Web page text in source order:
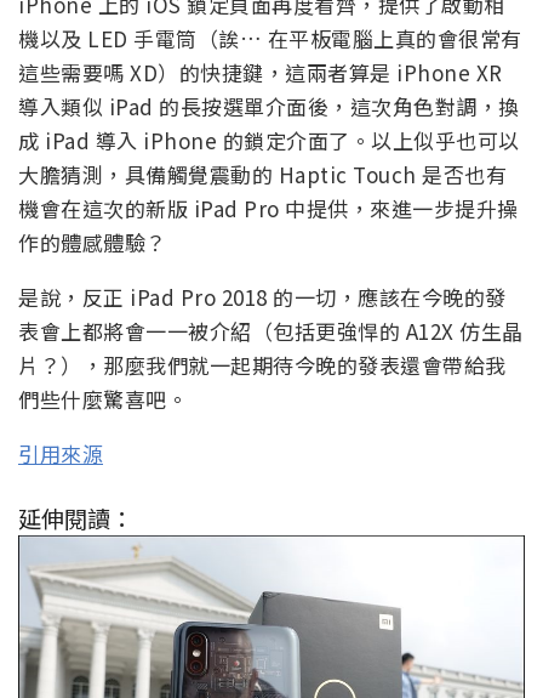
機以及 LED 手電筒（誒… 在平板電腦上真的會很常有
這些需要嗎 XD）的快捷鍵，這兩者算是 iPhone XR
導入類似 iPad 的長按選單介面後，這次角色對調，換
成 iPad 導入 iPhone 的鎖定介面了。以上似乎也可以
大膽猜測，具備觸覺震動的 Haptic Touch 是否也有
機會在這次的新版 iPad Pro 中提供，來進一步提升操
作的體感體驗？
是說，反正 iPad Pro 2018 的一切，應該在今晚的發
表會上都將會一一被介紹（包括更強悍的 A12X 仿生晶
片？），那麼我們就一起期待今晚的發表還會帶給我
們些什麼驚喜吧。
引用來源
延伸閱讀：